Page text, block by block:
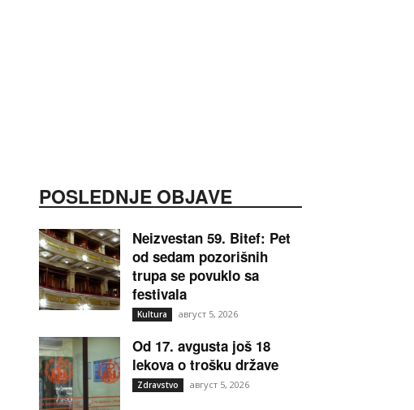
POSLEDNJE OBJAVE
Neizvestan 59. Bitef: Pet
od sedam pozorišnih
trupa se povuklo sa
festivala
Kultura август 5, 2026
Od 17. avgusta još 18
lekova o trošku države
Zdravstvo август 5, 2026